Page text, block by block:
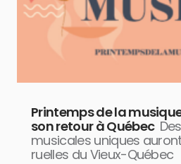
Printemps de la
son retour à Québec
musicales uniques
ruelles du Vieux-Québec